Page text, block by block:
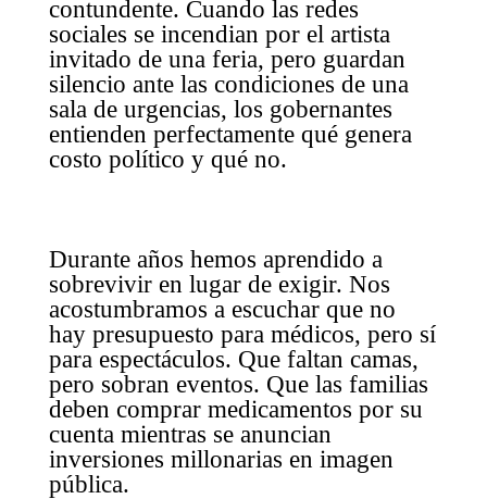
contundente. Cuando las redes
sociales se incendian por el artista
invitado de una feria, pero guardan
silencio ante las condiciones de una
sala de urgencias, los gobernantes
entienden perfectamente qué genera
costo político y qué no.
Durante años hemos aprendido a
sobrevivir en lugar de exigir. Nos
acostumbramos a escuchar que no
hay presupuesto para médicos, pero sí
para espectáculos. Que faltan camas,
pero sobran eventos. Que las familias
deben comprar medicamentos por su
cuenta mientras se anuncian
inversiones millonarias en imagen
pública.